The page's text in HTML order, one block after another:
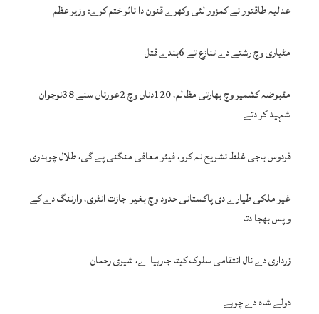
عدلیہ طاقتور تے کمزور لئی وکھرے قنون دا تاثر ختم کرے: وزیراعظم
مٹیاری وچ رشتے دے تنازع تے 6بندے قتل
مقبوضہ کشمیر وچ بھارتی مظالم، 120دناں وچ 2عورتاں سنے 38نوجوان
شہید کر دتے
فردوس باجی غلط تشریح نہ کرو، فیئر معافی منگنی پے گی، طلال چوہدری
غیر ملکی طیارے دی پاکستانی حدود وچ بغیر اجازت انٹری، وارننگ دے کے
واپس بھجا دتا
زرداری دے نال انتقامی سلوک کیتا جارہیا اے، شیری رحمان
دولے شاہ دے چوہے